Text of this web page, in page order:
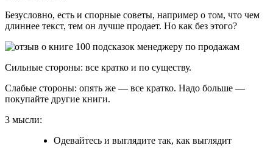
Безусловно, есть и спорные советы, например о том, что чем
длиннее текст, тем он лучше продает. Но как без этого?
Сильные стороны: все кратко и по существу.
Слабые стороны: опять же — все кратко. Надо больше —
покупайте другие книги.
3 мысли:
Одевайтесь и выглядите так, как выглядит